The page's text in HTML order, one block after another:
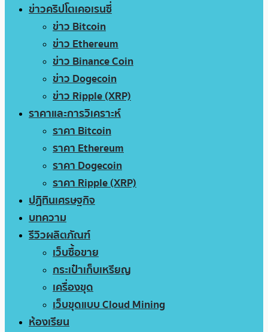
ข่าวคริปโตเคอเรนซี่
ข่าว Bitcoin
ข่าว Ethereum
ข่าว Binance Coin
ข่าว Dogecoin
ข่าว Ripple (XRP)
ราคาและการวิเคราะห์
ราคา Bitcoin
ราคา Ethereum
ราคา Dogecoin
ราคา Ripple (XRP)
ปฏิทินเศรษฐกิจ
บทความ
รีวิวผลิตภัณฑ์
เว็บซื้อขาย
กระเป๋าเก็บเหรียญ
เครื่องขุด
เว็บขุดแบบ Cloud Mining
ห้องเรียน